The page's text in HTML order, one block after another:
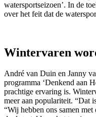
watersportseizoen’. In de
over het feit dat de
Wintervaren
André van Duin en Janny
programma ‘Denkend aan
prachtige ervaring is.
meer aan populariteit. “Dat
“Wij hebben ons samen